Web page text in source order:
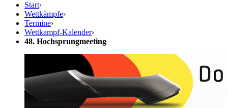
Start›
Wettkämpfe›
Termine›
Wettkampf-Kalender›
48. Hochsprungmeeting